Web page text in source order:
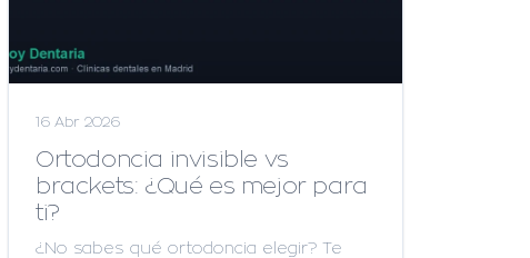
16 Abr 2026
Ortodoncia invisible vs
brackets: ¿Qué es mejor para
ti?
¿No sabes qué ortodoncia elegir? Te